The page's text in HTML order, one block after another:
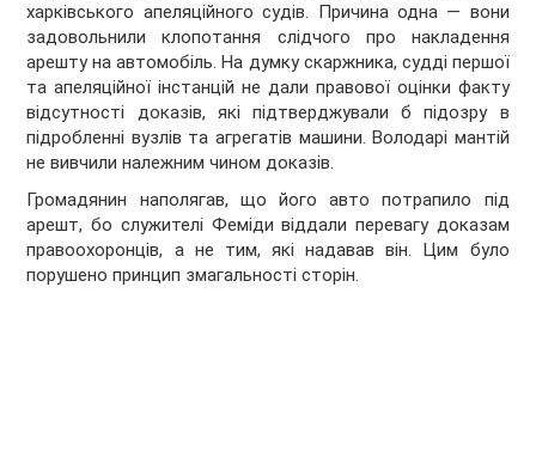
харківського апеляційного судів. Причина одна — вони
задовольнили клопотання слідчого про накладення
арешту на автомобіль. На думку скаржника, судді першої
та апеляційної інстанцій не дали правової оцінки факту
відсутності доказів, які підтверджували б підозру в
підробленні вузлів та агрегатів машини. Володарі мантій
не вивчили належним чином доказів.
Громадянин наполягав, що його авто потрапило під
арешт, бо служителі Феміди віддали перевагу доказам
правоохоронців, а не тим, які надавав він. Цим було
порушено принцип змагальності сторін.